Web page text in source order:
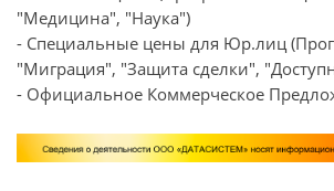
"Медицина", "Наука")
- Специальные цены для Юр.лиц
"Миграция", "Защита сделки",
- Официальное Коммерческое